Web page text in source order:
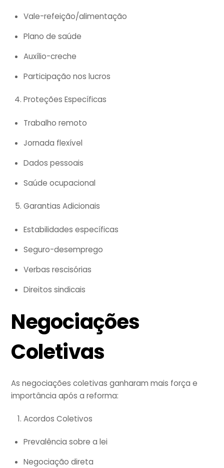
Vale-refeição/alimentação
Plano de saúde
Auxílio-creche
Participação nos lucros
Proteções Específicas
Trabalho remoto
Jornada flexível
Dados pessoais
Saúde ocupacional
Garantias Adicionais
Estabilidades específicas
Seguro-desemprego
Verbas rescisórias
Direitos sindicais
Negociações
Coletivas
As negociações coletivas ganharam mais força e
importância após a reforma:
Acordos Coletivos
Prevalência sobre a lei
Negociação direta